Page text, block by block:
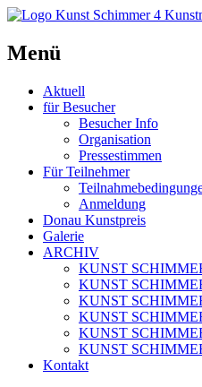
Menü
Zum
Inhalt
Aktuell
für Besucher
Besucher Info
Organisation
Pressestimmen
Für Teilnehmer
Anmeldung
Donau Kunstpreis
Galerie
ARCHIV
KUNST
KUNST
KUNST
KUNST
KUNST
KUNST
Kontakt